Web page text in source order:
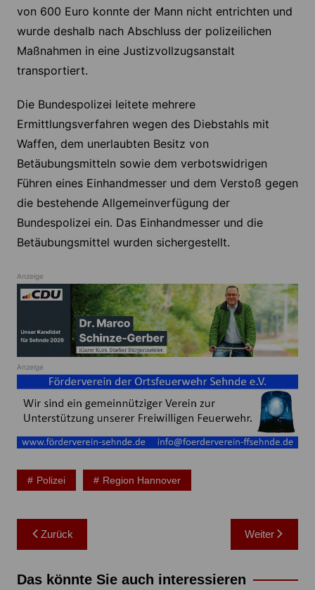
von 600 Euro konnte der Mann nicht entrichten und
wurde deshalb nach Abschluss der polizeilichen
Maßnahmen in eine Justizvollzugsanstalt
transportiert.
Die Bundespolizei leitete mehrere
Ermittlungsverfahren wegen des Diebstahls mit
Waffen, dem unerlaubten Besitz von
Betäubungsmitteln sowie dem verbotswidrigen
Führen eines Einhandmesser und dem Verstoß gegen
die bestehende Allgemeinverfügung der
Bundespolizei ein. Das Einhandmesser und die
Betäubungsmittel wurden sichergestellt.
Anzeige
Anzeige
Polizei Region Hannover
Beitragsnavigation
Zurück Weiter
Das könnte Sie auch interessieren